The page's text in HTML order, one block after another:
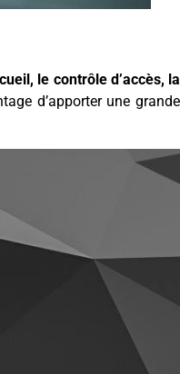
le contrôle d’accès, la
d’apporter une grande